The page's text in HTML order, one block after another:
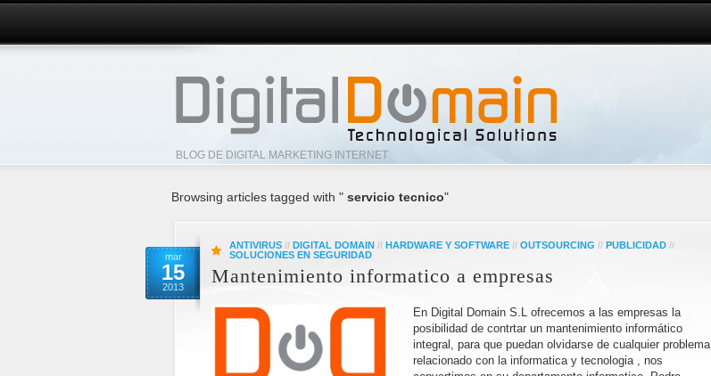
BLOG DE DIGITAL MARKETING INTERNET
Browsing articles tagged with " servicio tecnico"
mar
15
2013
ANTIVIRUS // DIGITAL DOMAIN // HARDWARE Y SOFTWARE // OUTSOURCING // PUBLICIDAD //
SOLUCIONES EN SEGURIDAD
Mantenimiento informatico a empresas
En Digital Domain S.L ofrecemos a las empresas la
posibilidad de contrtar un mantenimiento informático
integral, para que puedan olvidarse de cualquier problema
relacionado con la informatica y tecnologia , nos